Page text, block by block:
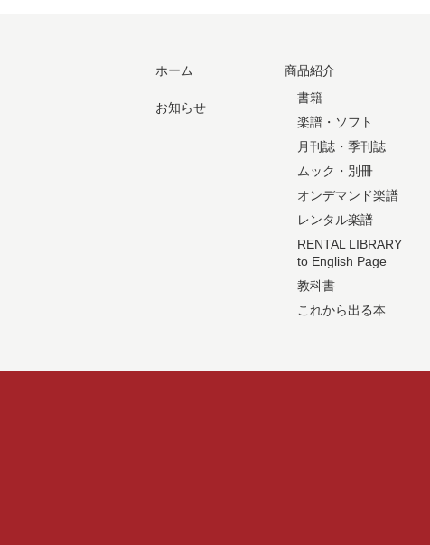
ホーム
お知らせ
商品紹介
書籍
楽譜・ソフト
月刊誌・季刊誌
ムック・別冊
オンデマンド楽譜
レンタル楽譜
RENTAL LIBRARY
to English Page
教科書
これから出る本